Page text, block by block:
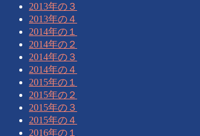
2013年の３
2013年の４
2014年の１
2014年の２
2014年の３
2014年の４
2015年の１
2015年の２
2015年の３
2015年の４
2016年の１